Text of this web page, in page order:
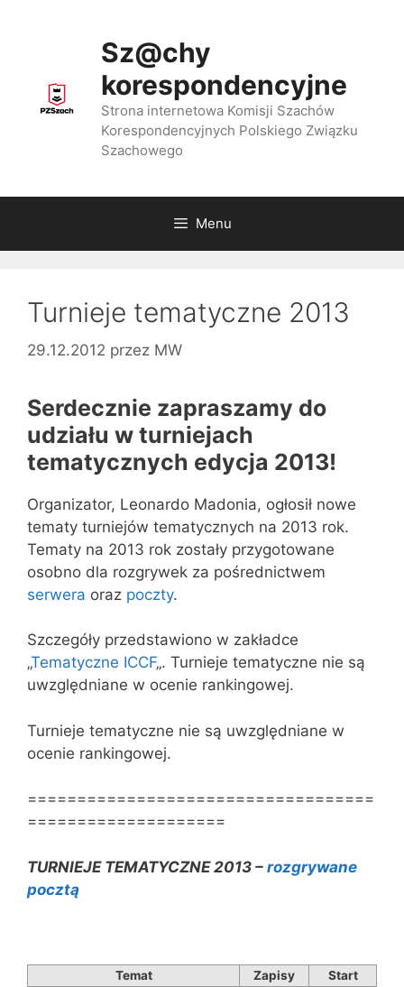
Sz@chy
korespondencyjne
Strona internetowa Komisji Szachów
Korespondencyjnych Polskiego Związku
Szachowego
Menu
Turnieje tematyczne 2013
29.12.2012 przez MW
Serdecznie zapraszamy do
udziału w turniejach
tematycznych edycja 2013!
Organizator, Leonardo Madonia, ogłosił nowe
tematy turniejów tematycznych na 2013 rok.
Tematy na 2013 rok zostały przygotowane
osobno dla rozgrywek za pośrednictwem
serwera oraz poczty.
Szczegóły przedstawiono w zakładce
„Tematyczne ICCF„. Turnieje tematyczne nie są
uwzględniane w ocenie rankingowej.
Turnieje tematyczne nie są uwzględniane w
ocenie rankingowej.
===================================
====================
TURNIEJE TEMATYCZNE 2013 – rozgrywane
pocztą
Temat Zapisy
Start